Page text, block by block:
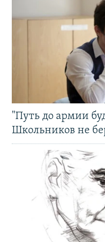
"Путь до армии
Школьников не